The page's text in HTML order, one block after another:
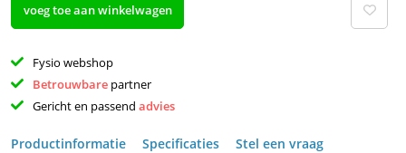
voeg toe aan winkelwagen
Fysio webshop
Betrouwbare partner
Gericht en passend advies
Productinformatie Specificaties Stel een vraag